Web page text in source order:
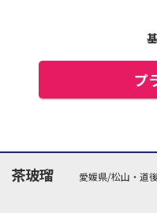
プ
茶玻瑠
愛媛県/松山・道